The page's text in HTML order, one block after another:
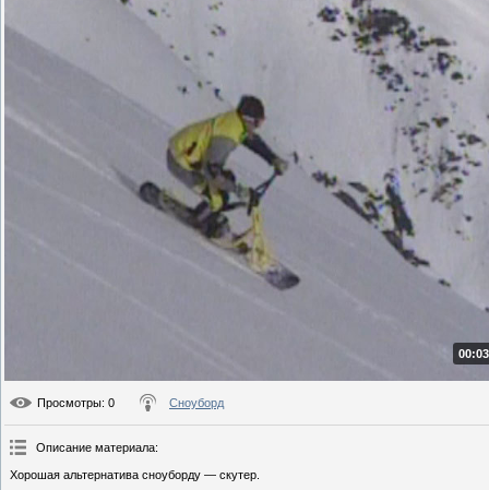
Просмотры: 0 Сноуборд
Описание материала:
Хорошая альтернатива сноуборду — скутер.